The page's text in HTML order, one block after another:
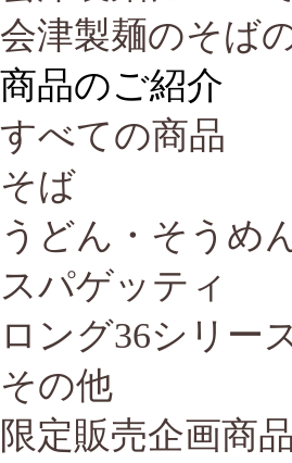
会津製麺のそば
商品のご紹介
すべての商品
そば
うどん・そうめ
スパゲッティ
ロング36シリー
その他
限定販売企画商品